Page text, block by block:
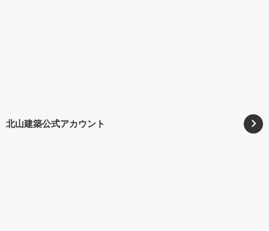
北山建築公式アカウント